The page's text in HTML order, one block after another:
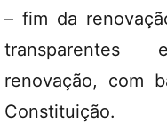
– fim da
transparentes
renovação, com
Constituição.